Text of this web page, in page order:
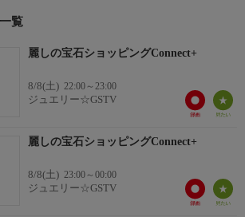
覧
麗しの宝石ショッピングConnect+
8/8(土) 22:00～23:00
ジュエリー☆GSTV
麗しの宝石ショッピングConnect+
8/8(土) 23:00～00:00
ジュエリー☆GSTV